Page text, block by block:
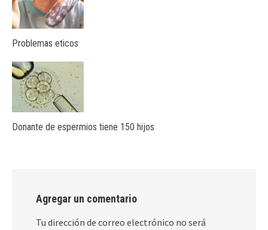
Problemas eticos
Donante de espermios tiene 150 hijos
Agregar un comentario
Tu dirección de correo electrónico no será